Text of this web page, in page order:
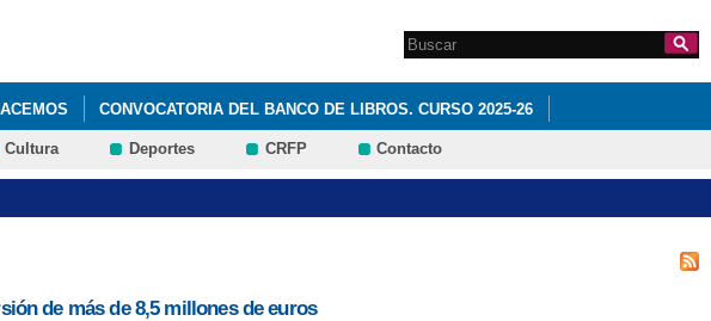
Formulario de
búsqueda
Search this site
CONVOCATORIA DEL BANCO DE LIBROS. CURSO 2025-26
Cultura Deportes CRFP Contacto
de más de 8,5 millones de euros